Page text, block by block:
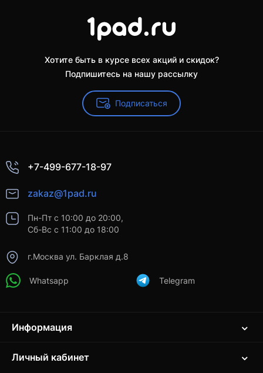
Хотите быть в курсе всех акций и скидок?
Подпишитесь на нашу рассылку
Подписаться
+7-499-677-18-97
zakaz@1pad.ru
Пн-Пт с 10:00 до 20:00,
Сб-Вс с 11:00 до 18:00
г.Москва ул. Барклая д.8
Whatsapp Telegram
Информация
Личный кабинет